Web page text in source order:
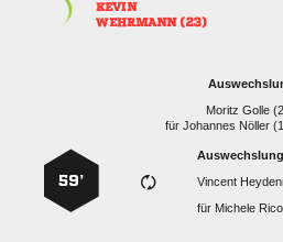

 
 
für 
Auswechslung

für 
59’